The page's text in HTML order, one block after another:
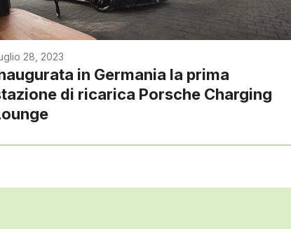
28, 2023
in Germania la prima
di ricarica Porsche Charging